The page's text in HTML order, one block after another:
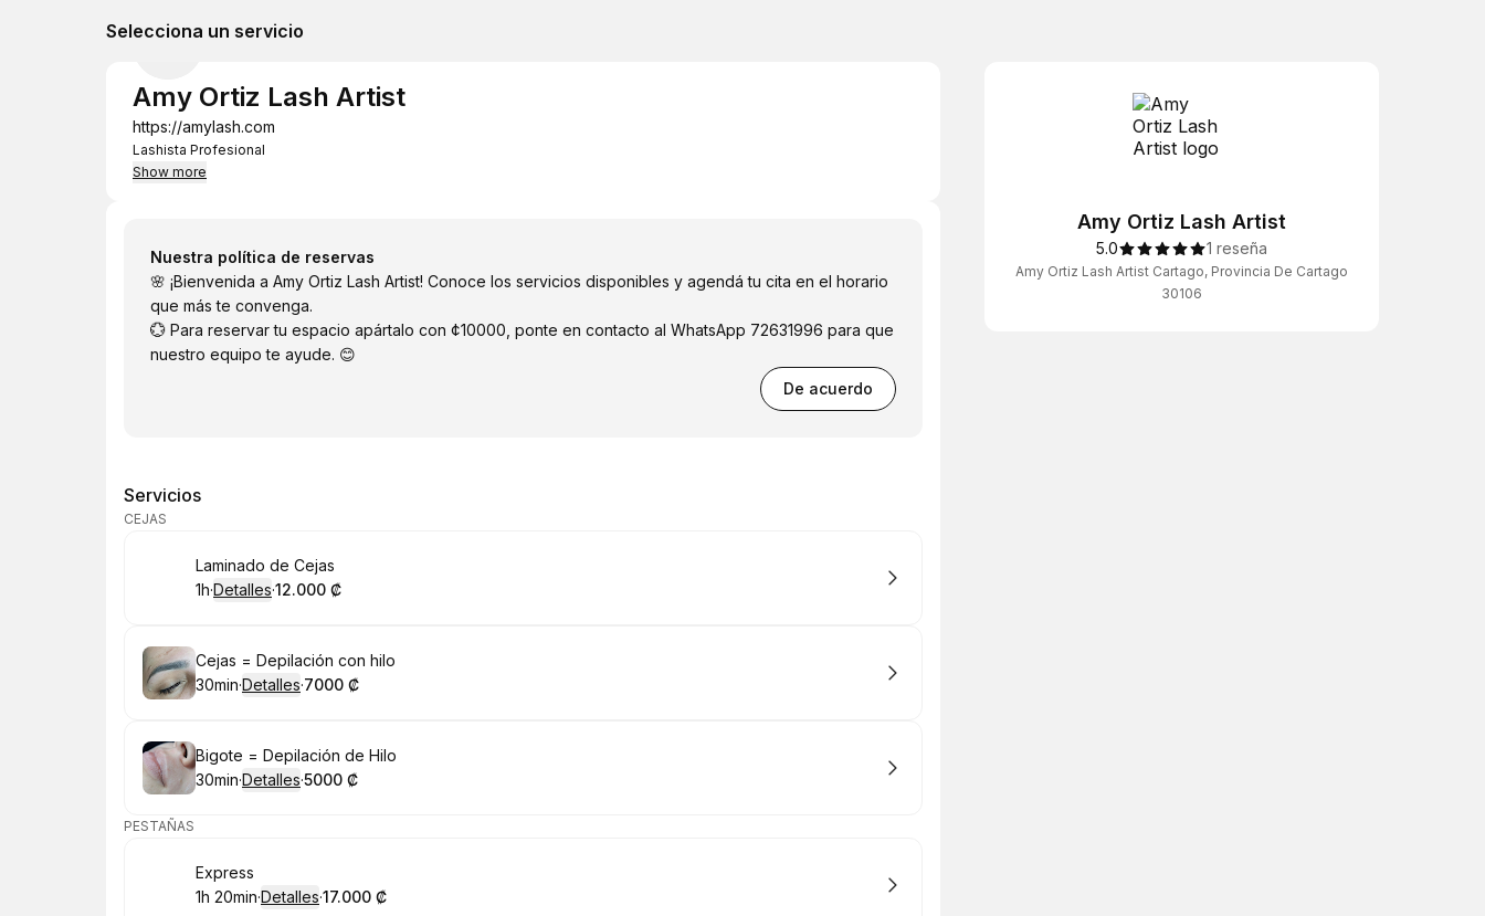
Selecciona un servicio
Amy Ortiz Lash Artist
https://amylash.com
Lashista Profesional
Show more
Nuestra política de reservas
🌸 ¡Bienvenida a Amy Ortiz Lash Artist! Conoce los servicios disponibles y agendá tu cita en el horario
que más te convenga.
💮 Para reservar tu espacio apártalo con ¢10000, ponte en contacto al WhatsApp 72631996 para que
nuestro equipo te ayude. 😊
De acuerdo
Servicios
CEJAS
Reservar
Laminado de Cejas
.Duración:
1h·Detalles·
.Precio:
12.000 ₡
Reservar
Cejas = Depilación con hilo
.Duración:
30min·Detalles·
. Precio
7000 ₡
Reservar
Bigote = Depilación de Hilo
.Duración:
30min·Detalles·
.Precio
5000 ₡
PESTAÑAS
Reservar
Express
.Duración:
1h 20min·Detalles·
.Precio
17.000 ₡
Amy Ortiz Lash Artist
5.0 1 reseña
Amy Ortiz Lash Artist Cartago, Provincia De Cartago
30106